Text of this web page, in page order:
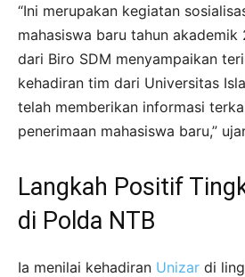
“Ini merupakan kegiatan
mahasiswa baru tahun akademik
dari Biro SDM menyampaikan
kehadiran tim dari Universitas
telah memberikan informasi
penerimaan mahasiswa baru,”
Langkah Positif
di Polda NTB
Ia menilai kehadiran Unizar di